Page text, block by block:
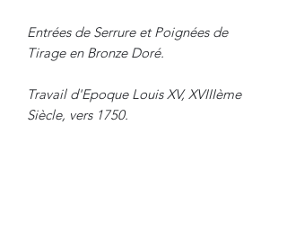
Entrées de Serrure et Poignées de
Tirage en Bronze Doré.
Travail d'Epoque Louis XV, XVIIIème
Siècle, vers 1750.